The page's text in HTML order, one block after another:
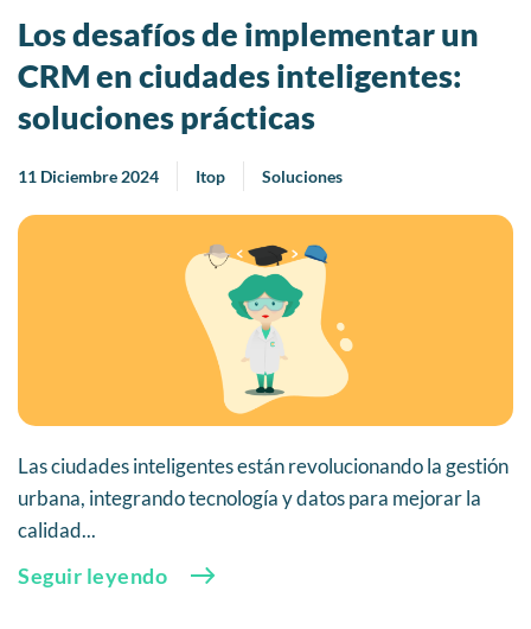
Los desafíos de implementar un
CRM en ciudades inteligentes:
soluciones prácticas
11 Diciembre 2024 Itop Soluciones
Las ciudades inteligentes están revolucionando la gestión
urbana, integrando tecnología y datos para mejorar la
calidad...
Seguir leyendo